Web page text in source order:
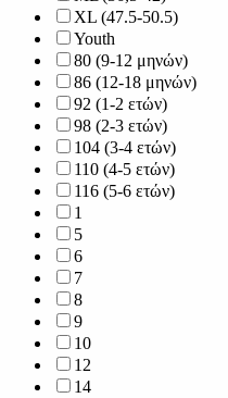
XL (47.5-50.5)
Youth
80 (9-12 μηνών)
86 (12-18 μηνών)
92 (1-2 ετών)
98 (2-3 ετών)
104 (3-4 ετών)
110 (4-5 ετών)
116 (5-6 ετών)
1
5
6
7
8
9
10
12
14